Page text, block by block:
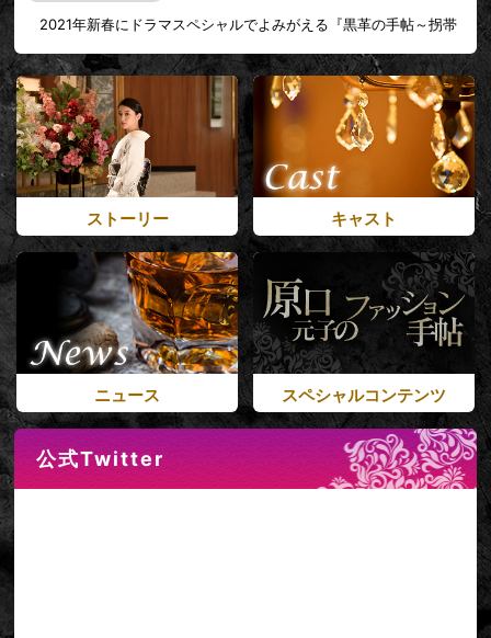
2021年新春にドラマスペシャルでよみがえる『黒革の手帖～拐帯
郎、毎熊克哉、安達祐実、風間杜夫…が元子ママの前に立ちはだか
る。
2020年9月2日
ドラマスペシャル『黒革の手帖～拐帯行～』今冬放送！
2018年1月17日
『黒革の手帖』のオリジナルサウンドトラックが本日発売！
『黒革の手帖』DVDも本日発売！
2017年12月22日
『黒革の手帖』ミニパネル展開催決定！！
2017年11月22日
ストーリー キャスト
ニュース スペシャルコンテンツ
公式Twitter